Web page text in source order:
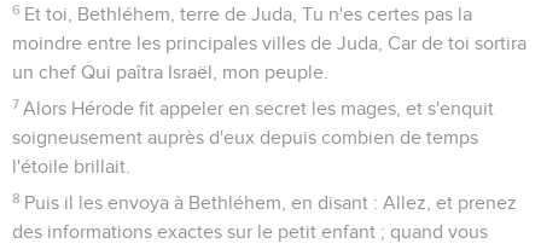
6 Et toi, Bethléhem, terre de Juda, Tu n'es certes pas la
moindre entre les principales villes de Juda, Car de toi sortira
un chef Qui paîtra Israël, mon peuple.
7 Alors Hérode fit appeler en secret les mages, et s'enquit
soigneusement auprès d'eux depuis combien de temps
l'étoile brillait.
8 Puis il les envoya à Bethléhem, en disant : Allez, et prenez
des informations exactes sur le petit enfant ; quand vous